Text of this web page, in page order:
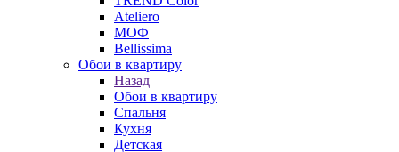
Ateliero
МОФ
Bellissima
Обои в квартиру
Назад
Обои в квартиру
Спальня
Кухня
Детская